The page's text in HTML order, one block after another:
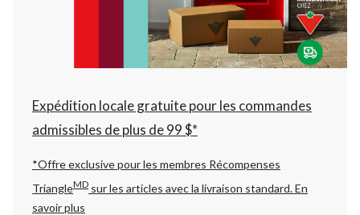
à
22:00
cliquer
pour
changer
Expédition locale gratuite pour les commandes
admissibles de plus de 99 $*
*Offre exclusive pour les membres Récompenses
TriangleMD sur les articles avec la livraison standard.En
savoir plus